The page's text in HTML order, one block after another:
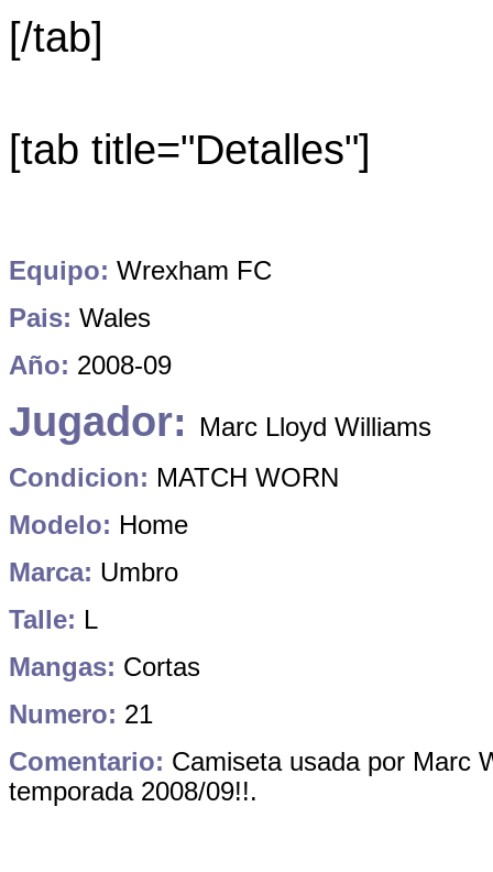
[/tab]
[tab title="Detalles"]
Equipo: Wrexham FC
Pais: Wales
Año: 2008-09
Jugador:
Marc Lloyd Williams
Condicion: MATCH WORN
Modelo: Home
Marca: Umbro
Talle: L
Mangas: Cortas
Numero: 21
Comentario: Camiseta usada por Marc
temporada 2008/09!!.